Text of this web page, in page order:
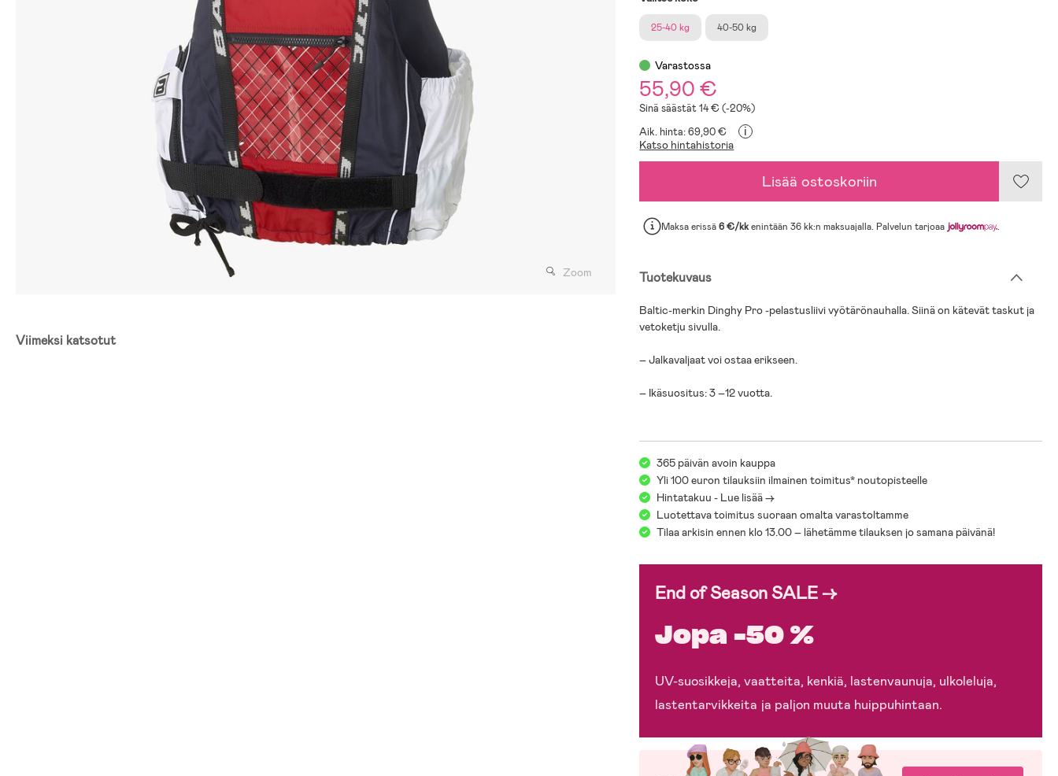
Zoom
Viimeksi katsotut
25-40 kg 40-50 kg
Varastossa
55,90 €
Sinä säästät 14 € (-20%)
Aik. hinta: 69,90 €
i
Katso hintahistoria
Lisää ostoskoriin
Maksa erissä6 €/kkenintään 36 kk:n maksuajalla. Palvelun tarjoaa .
Tuotekuvaus
Baltic-merkin Dinghy Pro -pelastusliivi vyötärönauhalla. Siinä on kätevät taskut ja
vetoketju sivulla.
– Jalkavaljaat voi ostaa erikseen.
– Ikäsuositus: 3 –12 vuotta.
365 päivän avoin kauppa
Yli 100 euron tilauksiin ilmainen toimitus* noutopisteelle
Hintatakuu - Lue lisää ->
Luotettava toimitus suoraan omalta varastoltamme
Tilaa arkisin ennen klo 13.00 – lähetämme tilauksen jo samana päivänä!
End of Season SALE →
Jopa -50 %
UV-suosikkeja, vaatteita, kenkiä, lastenvaunuja, ulkoleluja,
lastentarvikkeita ja paljon muuta huippuhintaan.